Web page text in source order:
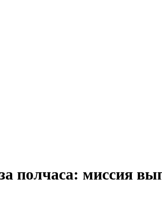
полчаса: миссия